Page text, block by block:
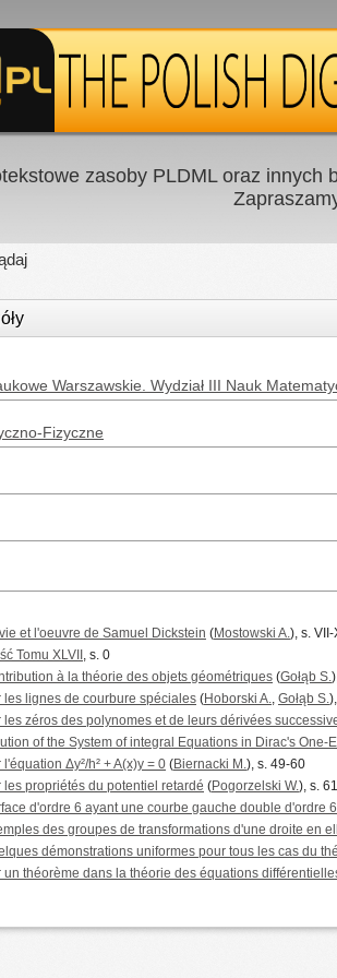
zasoby PLDML oraz
Warszawskie. Wydział III Nauk
Fizyczne
et l'oeuvre de Samuel Dickstein (Mostowski A.), s. VII-
Tomu XLVII , s. 0
à la théorie des objets géométriques (Gołąb S.
les lignes de courbure spéciales (Hoborski A., Gołąb S.
les zéros des polynomes et de leurs dérivées
of the System of integral Equations in Dirac's
l'équation Δy²/h² + A(x)y = 0 (Biernacki M.), s. 49-60
les propriétés du potentiel retardé (Pogorzelski W.), s.
d'ordre 6 ayant une courbe gauche double d'ordre
des groupes de transformations d'une droite en
démonstrations uniformes pour tous les cas du
un théorème dans la théorie des équations